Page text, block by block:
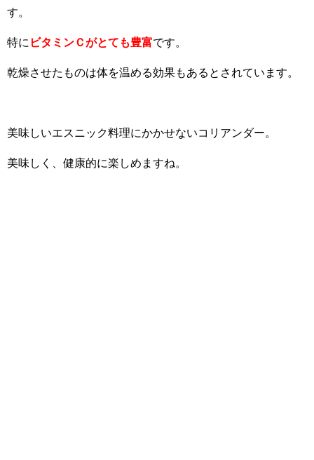
す。
特に ビタミンＣがとても豊富です。
乾燥させたものは体を温める効果もあるとされています。
美味しいエスニック料理にかかせないコリアンダー。
美味しく、健康的に楽しめますね。